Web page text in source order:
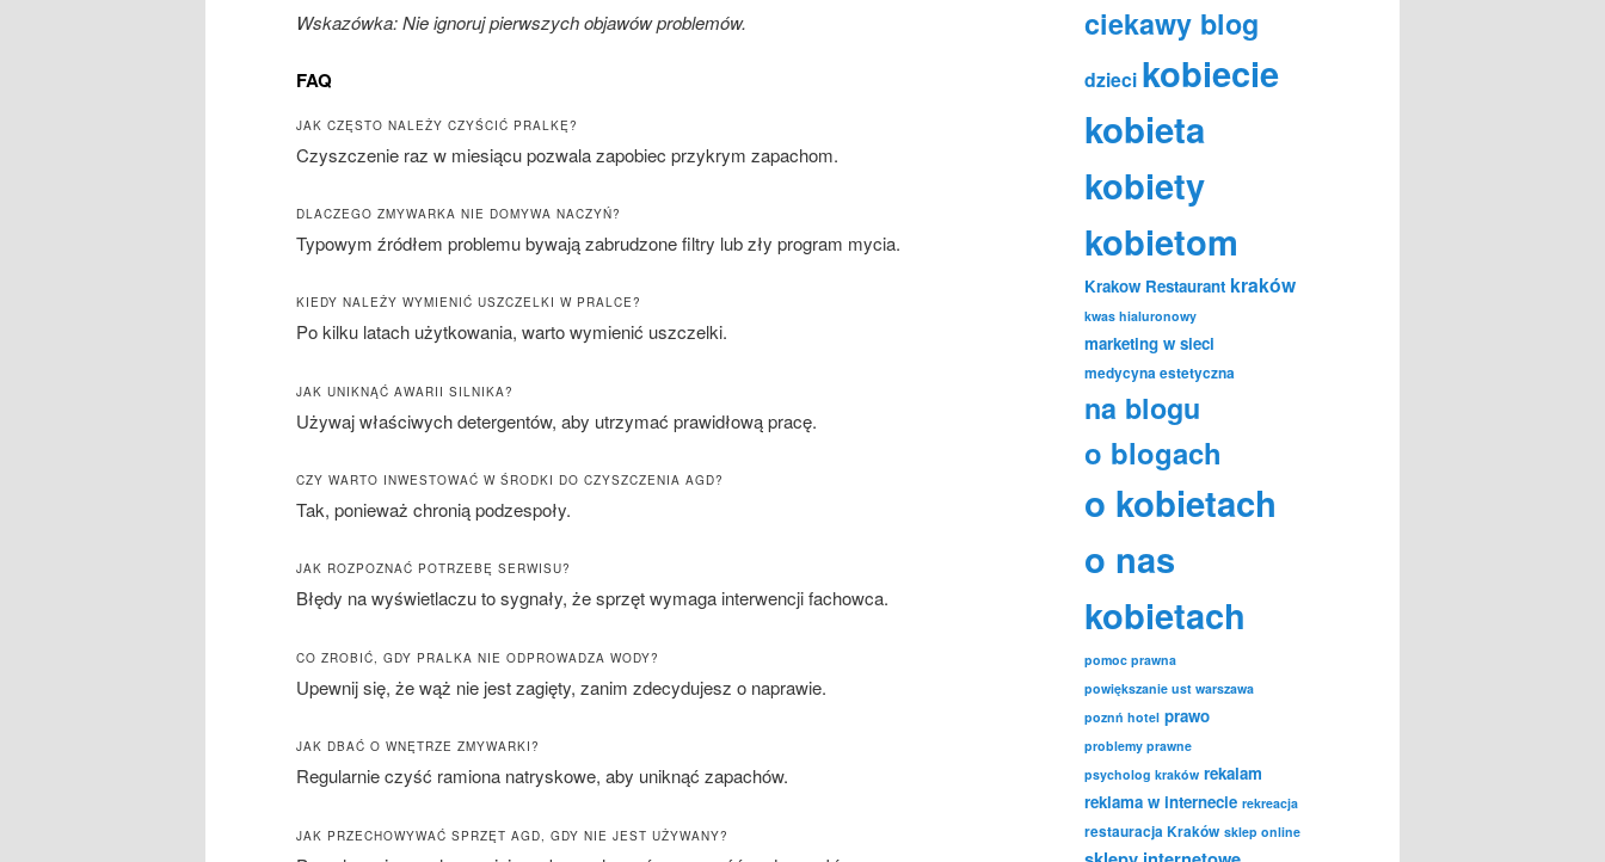
Wskazówka: Nie ignoruj pierwszych objawów problemów.
FAQ
JAK CZĘSTO NALEŻY CZYŚCIĆ PRALKĘ?
Czyszczenie raz w miesiącu pozwala zapobiec przykrym zapachom.
DLACZEGO ZMYWARKA NIE DOMYWA NACZYŃ?
Typowym źródłem problemu bywają zabrudzone filtry lub zły program mycia.
KIEDY NALEŻY WYMIENIĆ USZCZELKI W PRALCE?
Po kilku latach użytkowania, warto wymienić uszczelki.
JAK UNIKNĄĆ AWARII SILNIKA?
Używaj właściwych detergentów, aby utrzymać prawidłową pracę.
CZY WARTO INWESTOWAĆ W ŚRODKI DO CZYSZCZENIA AGD?
Tak, ponieważ chronią podzespoły.
JAK ROZPOZNAĆ POTRZEBĘ SERWISU?
Błędy na wyświetlaczu to sygnały, że sprzęt wymaga interwencji fachowca.
CO ZROBIĆ, GDY PRALKA NIE ODPROWADZA WODY?
Upewnij się, że wąż nie jest zagięty, zanim zdecydujesz o naprawie.
JAK DBAĆ O WNĘTRZE ZMYWARKI?
Regularnie czyść ramiona natryskowe, aby uniknąć zapachów.
JAK PRZECHOWYWAĆ SPRZĘT AGD, GDY NIE JEST UŻYWANY?
ciekawy blog
dzieci kobiecie
kobieta
kobiety
kobietom
Krakow Restaurant kraków
kwas hialuronowy
marketing w sieci
medycyna estetyczna
na blogu
o blogach
o kobietach
o nas
kobietach
pomoc prawna
powiększanie ust warszawa
poznń hotel prawo
problemy prawne
psycholog kraków rekalam
reklama w internecie rekreacja
restauracja Kraków sklep online